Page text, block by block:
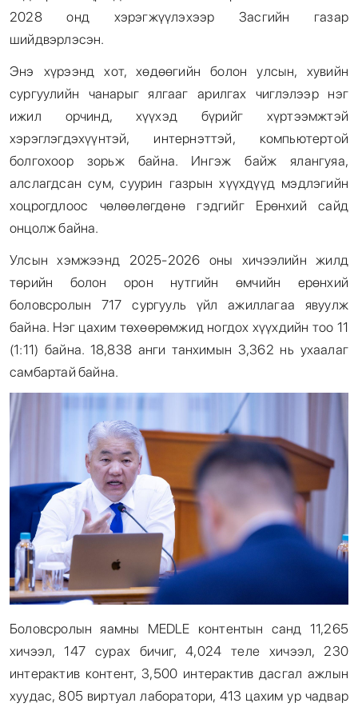
2028 онд хэрэгжүүлэхээр Засгийн газар
шийдвэрлэсэн.
Энэ хүрээнд хот, хөдөөгийн болон улсын, хувийн
сургуулийн чанарыг ялгааг арилгах чиглэлээр нэг
ижил орчинд, хүүхэд бүрийг хүртээмжтэй
хэрэглэгдэхүүнтэй, интернэттэй, компьютертой
болгохоор зорьж байна. Ингэж байж ялангуяа,
алслагдсан сум, суурин газрын хүүхдүүд мэдлэгийн
хоцрогдлоос чөлөөлөгдөнө гэдгийг Ерөнхий сайд
онцолж байна.
Улсын хэмжээнд 2025-2026 оны хичээлийн жилд
төрийн болон орон нутгийн өмчийн ерөнхий
боловсролын 717 сургууль үйл ажиллагаа явуулж
байна. Нэг цахим төхөөрөмжид ногдох хүүхдийн тоо 11
(1:11) байна. 18,838 анги танхимын 3,362 нь ухаалаг
самбартай байна.
Боловсролын яамны MEDLE контентын санд 11,265
хичээл, 147 сурах бичиг, 4,024 теле хичээл, 230
интерактив контент, 3,500 интерактив дасгал ажлын
хуудас, 805 виртуал лаборатори, 413 цахим ур чадвар